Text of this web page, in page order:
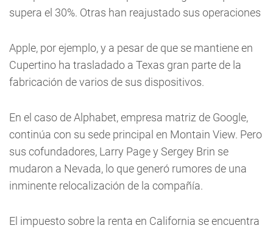
supera el 30%. Otras han reajustado sus operaciones
Apple, por ejemplo, y a pesar de que se mantiene en
Cupertino ha trasladado a Texas gran parte de la
fabricación de varios de sus dispositivos.
En el caso de Alphabet, empresa matriz de Google,
continúa con su sede principal en Montain View. Pero
sus cofundadores, Larry Page y Sergey Brin se
mudaron a Nevada, lo que generó rumores de una
inminente relocalización de la compañía.
El impuesto sobre la renta en California se encuentra